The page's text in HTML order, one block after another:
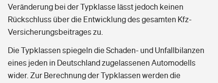
Veränderung bei der Typklasse lässt jedoch keinen
Rückschluss über die Entwicklung des gesamten Kfz-
Versicherungsbeitrages zu.
Die Typklassen spiegeln die Schaden- und Unfallbilanzen
eines jeden in Deutschland zugelassenen Automodells
wider. Zur Berechnung der Typklassen werden die